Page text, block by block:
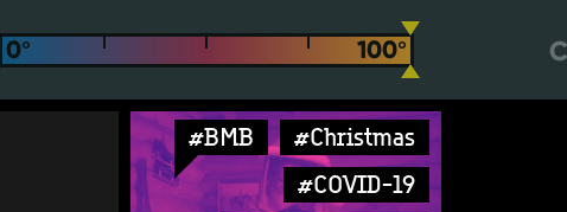
#BMB
#Christmas
#COVID-19